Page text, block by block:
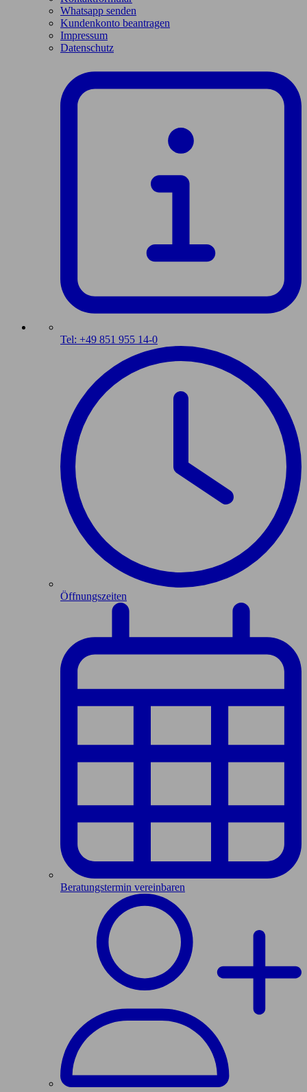
Whatsapp senden
Kundenkonto beantragen
Impressum
Datenschutz
Tel: +49 851 955 14-0
Öffnungszeiten
Beratungstermin vereinbaren